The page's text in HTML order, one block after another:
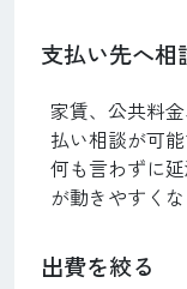
支払い先へ相
家賃、公共料
払い相談が可能
何も言わずに
が動きやすく
出費を絞る